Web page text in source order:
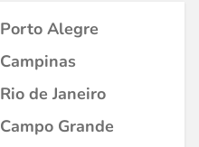
Porto Alegre
Campinas
Rio de Janeiro
Campo Grande